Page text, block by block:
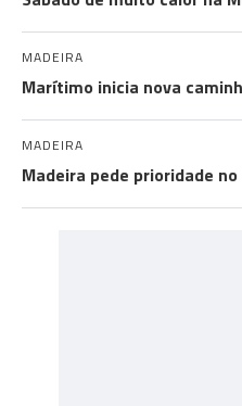
MADEIRA
Marítimo inicia nova
MADEIRA
Madeira pede prioridade